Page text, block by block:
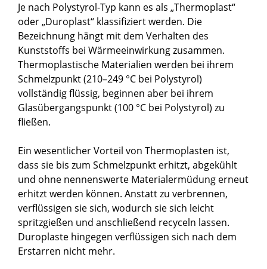
Je nach Polystyrol-Typ kann es als „Thermoplast“
oder „Duroplast“ klassifiziert werden. Die
Bezeichnung hängt mit dem Verhalten des
Kunststoffs bei Wärmeeinwirkung zusammen.
Thermoplastische Materialien werden bei ihrem
Schmelzpunkt (210–249 °C bei Polystyrol)
vollständig flüssig, beginnen aber bei ihrem
Glasübergangspunkt (100 °C bei Polystyrol) zu
fließen.
Ein wesentlicher Vorteil von Thermoplasten ist,
dass sie bis zum Schmelzpunkt erhitzt, abgekühlt
und ohne nennenswerte Materialermüdung erneut
erhitzt werden können. Anstatt zu verbrennen,
verflüssigen sie sich, wodurch sie sich leicht
spritzgießen und anschließend recyceln lassen.
Duroplaste hingegen verflüssigen sich nach dem
Erstarren nicht mehr.